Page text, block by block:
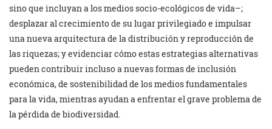
sino que incluyan a los medios socio-ecológicos de vida–;
desplazar al crecimiento de su lugar privilegiado e impulsar
una nueva arquitectura de la distribución y reproducción de
las riquezas; y evidenciar cómo estas estrategias alternativas
pueden contribuir incluso a nuevas formas de inclusión
económica, de sostenibilidad de los medios fundamentales
para la vida, mientras ayudan a enfrentar el grave problema de
la pérdida de biodiversidad.